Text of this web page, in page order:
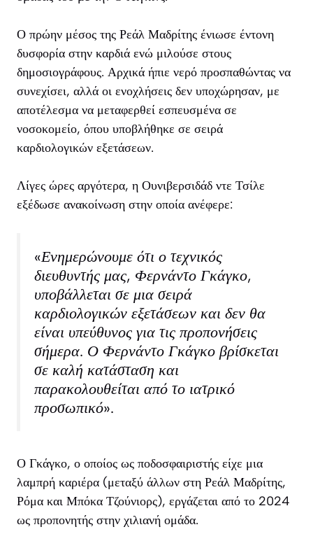
Ο πρώην μέσος της Ρεάλ Μαδρίτης ένιωσε έντονη
δυσφορία στην καρδιά ενώ μιλούσε στους
δημοσιογράφους. Αρχικά ήπιε νερό προσπαθώντας να
συνεχίσει, αλλά οι ενοχλήσεις δεν υποχώρησαν, με
αποτέλεσμα να μεταφερθεί εσπευσμένα σε
νοσοκομείο, όπου υποβλήθηκε σε σειρά
καρδιολογικών εξετάσεων.
Λίγες ώρες αργότερα, η Ουνιβερσιδάδ ντε Τσίλε
εξέδωσε ανακοίνωση στην οποία ανέφερε:
«Ενημερώνουμε ότι ο τεχνικός
διευθυντής μας, Φερνάντο Γκάγκο,
υποβάλλεται σε μια σειρά
καρδιολογικών εξετάσεων και δεν θα
είναι υπεύθυνος για τις προπονήσεις
σήμερα. Ο Φερνάντο Γκάγκο βρίσκεται
σε καλή κατάσταση και
παρακολουθείται από το ιατρικό
προσωπικό».
Ο Γκάγκο, ο οποίος ως ποδοσφαιριστής είχε μια
λαμπρή καριέρα (μεταξύ άλλων στη Ρεάλ Μαδρίτης,
Ρόμα και Μπόκα Τζούνιορς), εργάζεται από το 2024
ως προπονητής στην χιλιανή ομάδα.